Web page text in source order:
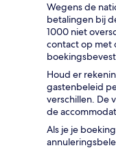
Wegens de
betalingen bij
1000 niet
contact op met
Houd er
gastenbeleid
verschillen. De
de
Als je je